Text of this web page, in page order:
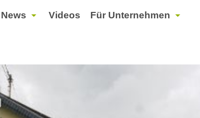
News
Landtagswahlen 2026
Lokales
Videos Für Unternehmen